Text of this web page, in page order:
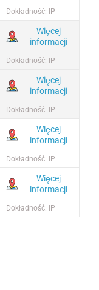
Dokładność: IP
Więcej
informacji
Dokładność: IP
Więcej
informacji
Dokładność: IP
Więcej
informacji
Dokładność: IP
Więcej
informacji
Dokładność: IP